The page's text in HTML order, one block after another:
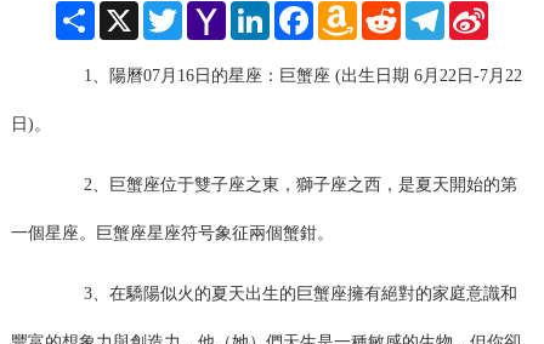
Share X TwitterYahoo
Mail
LinkedInFacebookAmazon
Wish
RedditTelegramSina
1、陽曆07月16日的星座：巨蟹座 (出生日期 6月22日-7月22
日)。
2、巨蟹座位于雙子座之東，獅子座之西，是夏天開始的第
一個星座。巨蟹座星座符号象征兩個蟹鉗。
3、在驕陽似火的夏天出生的巨蟹座擁有絕對的家庭意識和